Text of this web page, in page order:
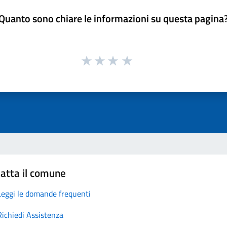
sono chiare le informazioni su questa
il comune
le domande frequenti
Assistenza